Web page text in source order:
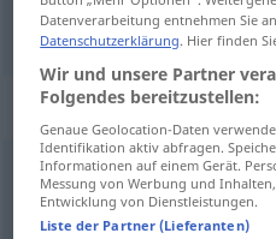
ukysk unkeusch
Synonyme für
schmutzig (fig.),dreckig
zotig,schweinisch (ugs.),
Datenverarbeitung entnehmen Sie
Datenschutzerklärung. Hier finden
Wir und unsere Partner
Folgendes bereitzustellen:
Genaue Geolocation-Daten
Identifikation aktiv abfragen.
Informationen auf einem Gerät.
Messung von Werbung und
Entwicklung von Dienstleistungen.
Liste der Partner (Lieferanten)